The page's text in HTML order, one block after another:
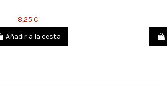
8,25 €
Añadir a la cesta